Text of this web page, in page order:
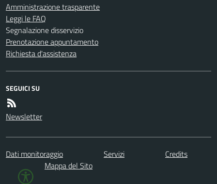
Amministrazione trasparente
Leggi le FAQ
Segnalazione disservizio
Prenotazione appuntamento
Richiesta d'assistenza
SEGUICI SU
Newsletter
Dati monitoraggio Servizi
Credits
Mappa del Sito